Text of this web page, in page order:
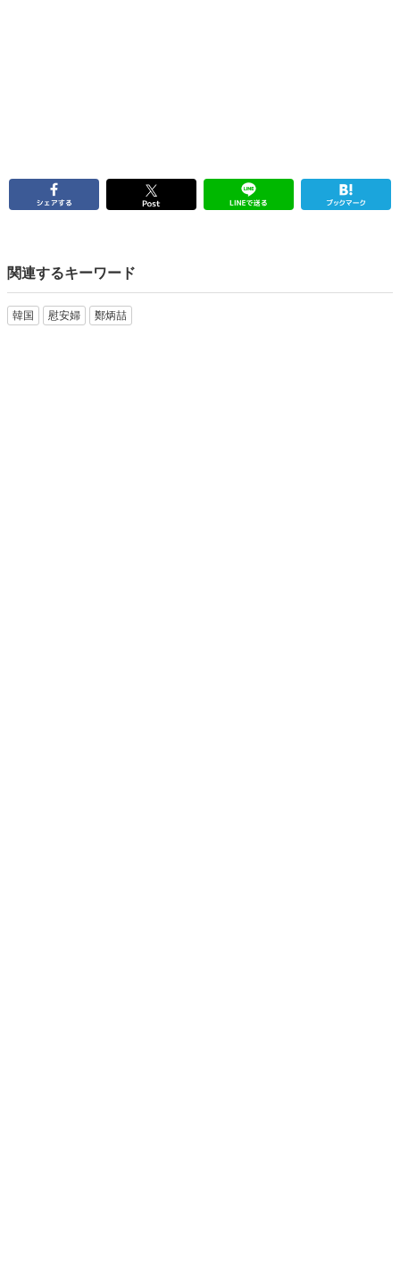
関連するキーワード
韓国 慰安婦 鄭炳喆